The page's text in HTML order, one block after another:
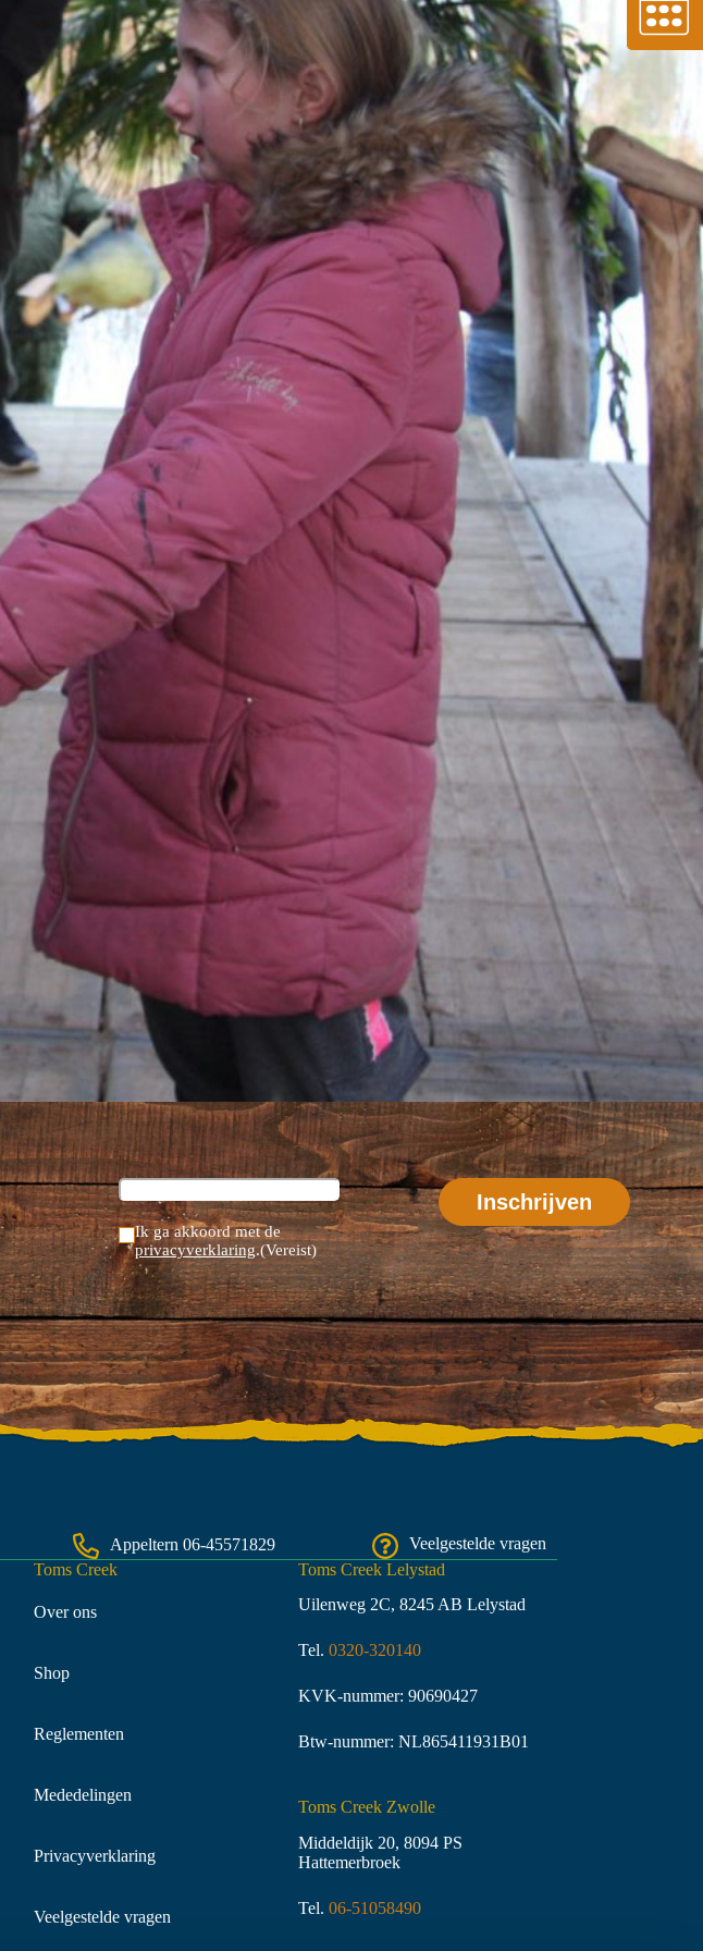
Ik ga akkoord met de
privacyverklaring.(Vereist)
Appeltern 06-45571829
Veelgestelde vragen
Toms Creek
Over ons
Shop
Reglementen
Mededelingen
Privacyverklaring
Veelgestelde vragen
Toms Creek Lelystad
Uilenweg 2C, 8245 AB Lelystad
Tel. 0320-320140
KVK-nummer: 90690427
Btw-nummer: NL865411931B01
Toms Creek Zwolle
Middeldijk 20, 8094 PS
Hattemerbroek
Tel. 06-51058490